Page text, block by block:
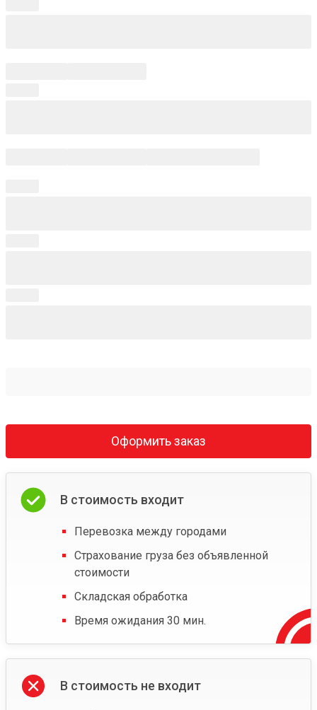
Оформить заказ
В стоимость входит
Перевозка между городами
Страхование груза без объявленной
стоимости
Складская обработка
Время ожидания 30 мин.
В стоимость не входит